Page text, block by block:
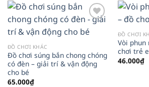
Add to
wishlist
ĐỒ CHƠI KHÁC
Đồ chơi súng bắn chong chóng
có đèn – giải trí & vận động
cho bé
65.000₫
ĐỒ CHƠI
Vòi phun
chơi trẻ
46.000₫